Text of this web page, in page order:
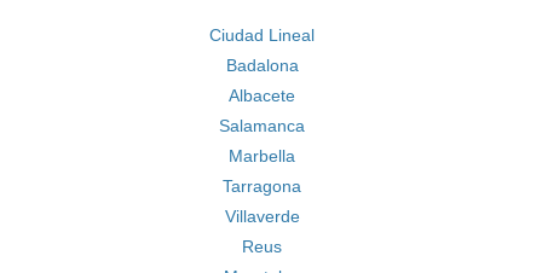
Ciudad Lineal
Badalona
Albacete
Salamanca
Marbella
Tarragona
Villaverde
Reus